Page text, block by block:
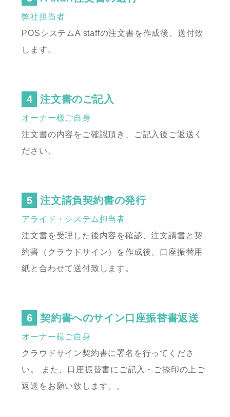
弊社担当者
POSシステムA'staffの注文書を作成後、送付致
します。
注文書のご記入
オーナー様ご自身
注文書の内容をご確認頂き、ご記入後ご返送く
ださい。
注文請負契約書の発行
アライド・システム担当者
注文書を受理した後内容を確認、注文請書と契
約書（クラウドサイン）を作成後、 口座振替用
紙と合わせて送付致します。
契約書へのサイン口座振替書返送
オーナー様ご自身
クラウドサイン契約書に署名を行ってくださ
い。
また、口座振替書にご記入・ご捺印の上ご
返送をお願い致します。。